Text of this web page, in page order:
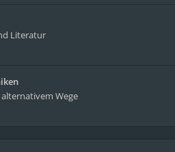
Literatur
Wege